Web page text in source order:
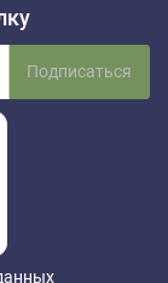
Подписаться